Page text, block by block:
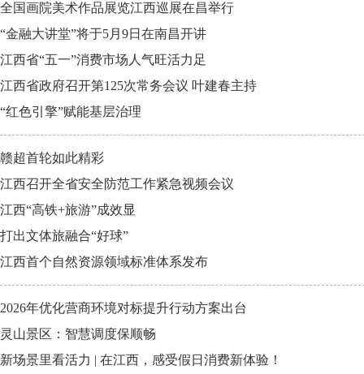
全国画院美术作品展览江西巡展在昌举行
“金融大讲堂”将于5月9日在南昌开讲
江西省“五一”消费市场人气旺活力足
江西省政府召开第125次常务会议 叶建春主持
“红色引擎”赋能基层治理
赣超首轮如此精彩
江西召开全省安全防范工作紧急视频会议
江西“高铁+旅游”成效显
打出文体旅融合“好球”
江西首个自然资源领域标准体系发布
2026年优化营商环境对标提升行动方案出台
灵山景区：智慧调度保顺畅
新场景里看活力 | 在江西，感受假日消费新体验！